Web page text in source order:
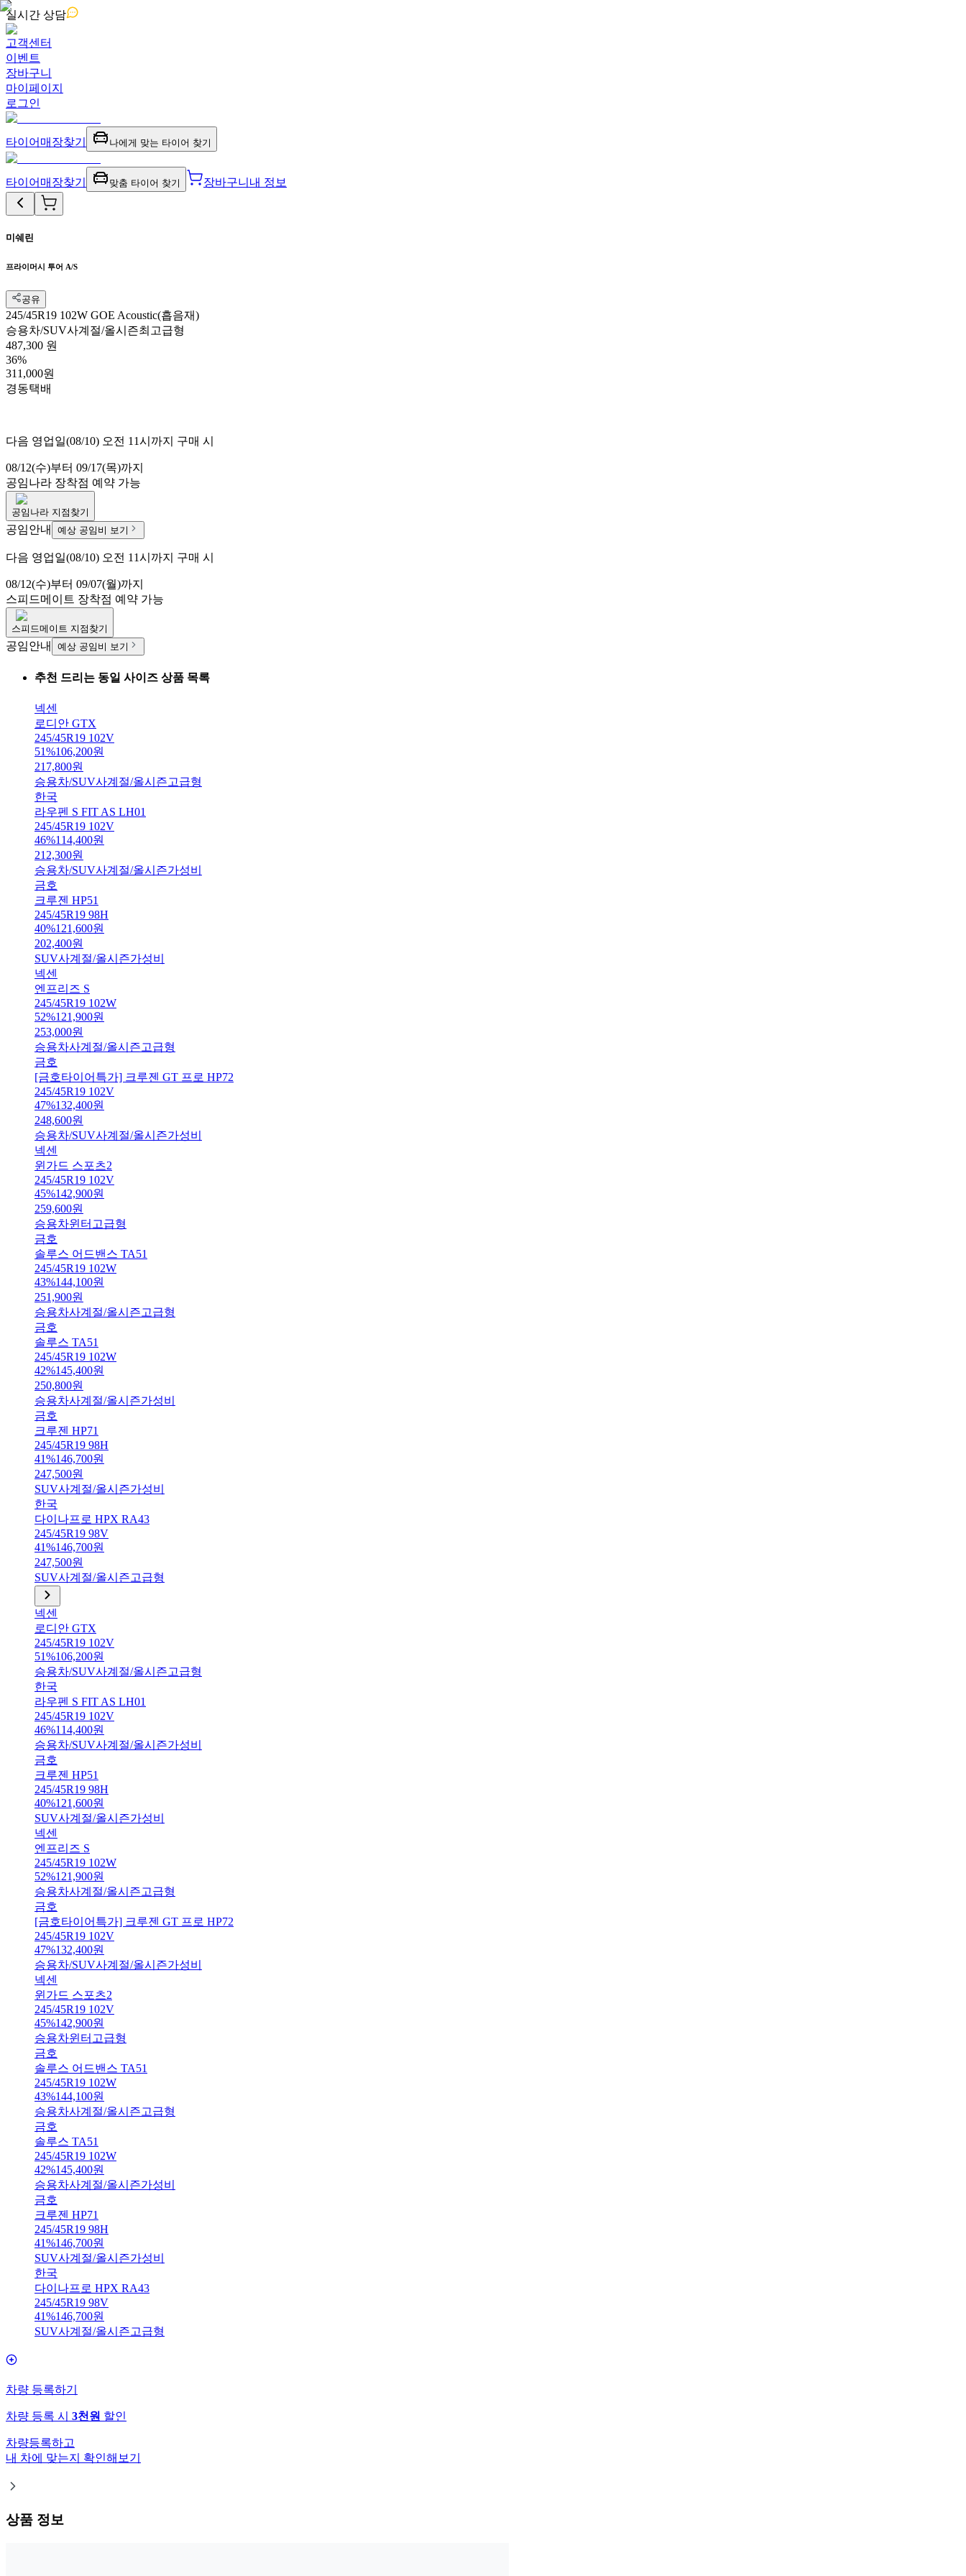
실시간 상담
고객센터
이벤트
장바구니
마이페이지
로그인
타이어 매장찾기 나에게 맞는 타이어 찾기
타이어 매장찾기 맞춤 타이어 찾기 장바구니 내 정보
미쉐린
프라이머시 투어 A/S
공유
245/45R19 102W GOE Acoustic(흡음재)
승용차/SUV사계절/올시즌최고급형
487,300 원
36%
311,000원
경동택배
다음 영업일(08/10) 오전 11시까지 구매 시
08/12(수)부터 09/17(목)까지
공임나라 장착점 예약 가능
공임나라 지점찾기
공임안내 예상 공임비 보기
다음 영업일(08/10) 오전 11시까지 구매 시
08/12(수)부터 09/07(월)까지
스피드메이트 장착점 예약 가능
스피드메이트 지점찾기
공임안내 예상 공임비 보기
추천 드리는 동일 사이즈 상품 목록
넥센
로디안 GTX
245/45R19 102V
51%106,200원
217,800원
승용차/SUV사계절/올시즌고급형
한국
라우펜 S FIT AS LH01
245/45R19 102V
46%114,400원
212,300원
승용차/SUV사계절/올시즌가성비
금호
크루젠 HP51
245/45R19 98H
40%121,600원
202,400원
SUV사계절/올시즌가성비
넥센
엔프리즈 S
245/45R19 102W
52%121,900원
253,000원
승용차사계절/올시즌고급형
금호
[금호타이어특가] 크루젠 GT 프로 HP72
245/45R19 102V
47%132,400원
248,600원
승용차/SUV사계절/올시즌가성비
넥센
윈가드 스포츠2
245/45R19 102V
45%142,900원
259,600원
승용차윈터 고급형
금호
솔루스 어드밴스 TA51
245/45R19 102W
43%144,100원
251,900원
승용차사계절/올시즌고급형
금호
솔루스 TA51
245/45R19 102W
42%145,400원
250,800원
승용차사계절/올시즌가성비
금호
크루젠 HP71
245/45R19 98H
41%146,700원
247,500원
SUV사계절/올시즌가성비
한국
다이나프로 HPX RA43
245/45R19 98V
41%146,700원
247,500원
SUV사계절/올시즌고급형
넥센
로디안 GTX
245/45R19 102V
51%106,200원
승용차/SUV사계절/올시즌고급형
한국
라우펜 S FIT AS LH01
245/45R19 102V
46%114,400원
승용차/SUV사계절/올시즌가성비
금호
크루젠 HP51
245/45R19 98H
40%121,600원
SUV사계절/올시즌가성비
넥센
엔프리즈 S
245/45R19 102W
52%121,900원
승용차사계절/올시즌고급형
금호
[금호타이어특가] 크루젠 GT 프로 HP72
245/45R19 102V
47%132,400원
승용차/SUV사계절/올시즌가성비
넥센
윈가드 스포츠2
245/45R19 102V
45%142,900원
승용차윈터 고급형
금호
솔루스 어드밴스 TA51
245/45R19 102W
43%144,100원
승용차사계절/올시즌고급형
금호
솔루스 TA51
245/45R19 102W
42%145,400원
승용차사계절/올시즌가성비
금호
크루젠 HP71
245/45R19 98H
41%146,700원
SUV사계절/올시즌가성비
한국
다이나프로 HPX RA43
245/45R19 98V
41%146,700원
SUV사계절/올시즌고급형
차량 등록하기
차량 등록 시 3천원 할인
차량등록하고
내 차에 맞는지 확인해보기
상품 정보